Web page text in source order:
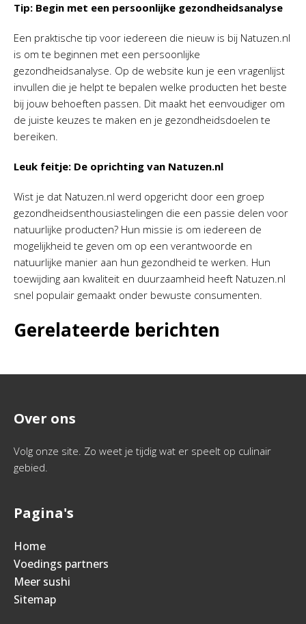
Tip: Begin met een persoonlijke gezondheidsanalyse
Een praktische tip voor iedereen die nieuw is bij Natuzen.nl
is om te beginnen met een persoonlijke
gezondheidsanalyse. Op de website kun je een vragenlijst
invullen die je helpt te bepalen welke producten het beste
bij jouw behoeften passen. Dit maakt het eenvoudiger om
de juiste keuzes te maken en je gezondheidsdoelen te
bereiken.
Leuk feitje: De oprichting van Natuzen.nl
Wist je dat Natuzen.nl werd opgericht door een groep
gezondheidsenthousiastelingen die een passie delen voor
natuurlijke producten? Hun missie is om iedereen de
mogelijkheid te geven om op een verantwoorde en
natuurlijke manier aan hun gezondheid te werken. Hun
toewijding aan kwaliteit en duurzaamheid heeft Natuzen.nl
snel populair gemaakt onder bewuste consumenten.
Gerelateerde berichten
Over ons
Volg onze site. Zo weet je tijdig wat er speelt op culinair
gebied.
Pagina's
Home
Voedings partners
Meer sushi
Sitemap